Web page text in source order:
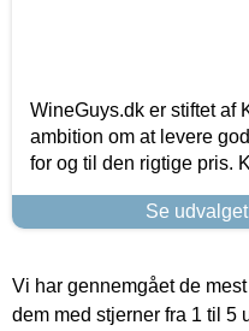
WineGuys.dk er stiftet af
ambition om at levere
for og til den rigtige pris.
Se
Vi har gennemgået de
dem med stjerner fra 1 til 5